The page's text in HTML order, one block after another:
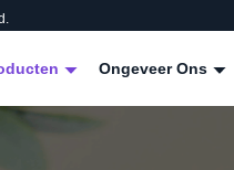
Ongeveer Ons